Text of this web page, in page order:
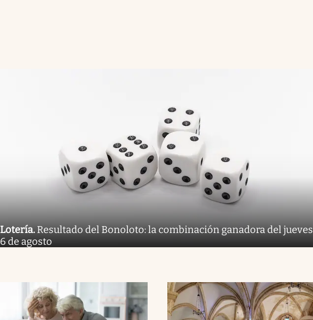
Lotería. Resultado del Bonoloto: la combinación ganadora del jueves
6 de agosto